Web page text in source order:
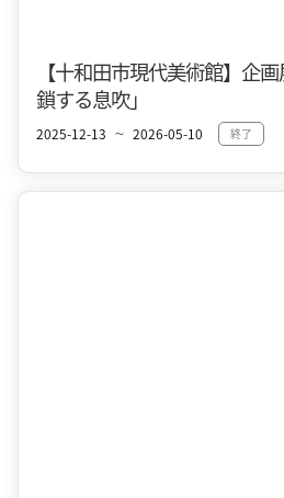
【十和田市現代美術館】企
鎖する息吹」
2025-12-13 〜 2026-05-10 終了